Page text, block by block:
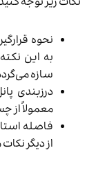
نکات زیر توجه
نحوه
به این
سازه
درزبندی
معمولاً از
فاصله
از دیگر